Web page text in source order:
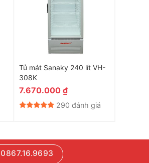
Tủ mát Sanaky 240 lít VH-
308K
7.670.000₫
290 đánh giá
0867.16.9693